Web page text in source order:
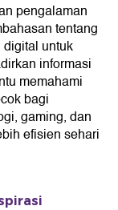
pengalaman
tentang
digital untuk
informasi
memahami
bagi
gaming, dan
efisien sehari